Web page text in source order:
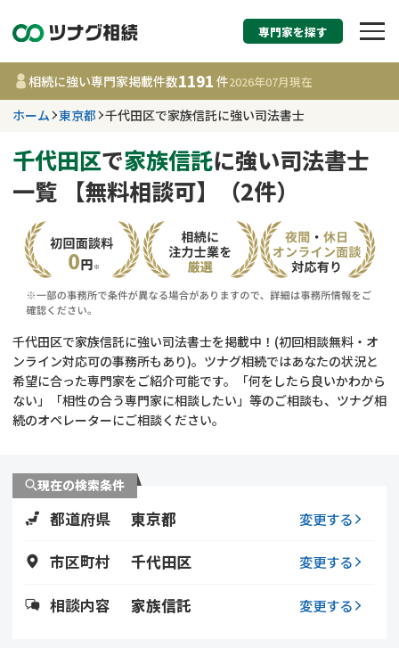
相続税申告・相続手
す
東京都
事務所 1191
相談内容で探す
相続登記
遺留分侵害額請求
コラム
相続手続き
専門家を探す
相続に強い専門家掲載件数1191 件2026年07月現在
ホーム 東京都 千代田区で家族信託に強い司法書士
千代田区で家族信託に強い司法書士
一覧 【無料相談可】（2件）
千代田区で家族信託に強い司法書士を掲載中！(初回相談無料・オ
ンライン対応可の事務所もあり)。ツナグ相続ではあなたの状況と
希望に合った専門家をご紹介可能です。「何をしたら良いかわから
ない」「相性の合う専門家に相談したい」等のご相談も、ツナグ相
続のオペレーターにご相談ください。
現在の検索条件
都道府県 東京都 変更する
市区町村 千代田区 変更する
相談内容 家族信託 変更する